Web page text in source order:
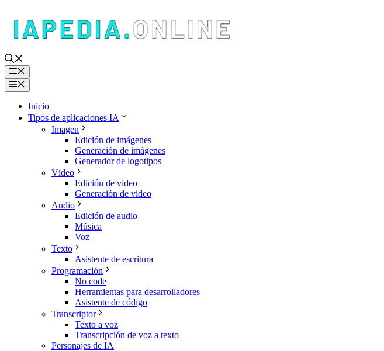
contenido
Menú
Menú
Inicio
Tipos de aplicaciones IA
Imagen
Edición de imágenes
Generación de imágenes
Generador de logotipos
Vídeo
Edición de video
Generación de video
Audio
Edición de audio
Música
Voz
Texto
Asistente de escritura
Programación
No code
Herramientas para desarrolladores
Asistente de código
Transcriptor
Texto a voz
Transcripción de voz a texto
Personajes de IA